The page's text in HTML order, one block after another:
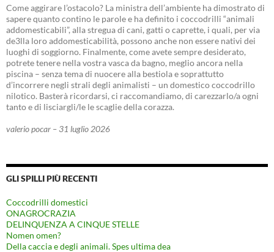
Come aggirare l’ostacolo? La ministra dell’ambiente ha dimostrato di
sapere quanto contino le parole e ha definito i coccodrilli “animali
addomesticabili”, alla stregua di cani, gatti o caprette, i quali, per via
de3lla loro addomesticabilità, possono anche non essere nativi dei
luoghi di soggiorno. Finalmente, come avete sempre desiderato,
potrete tenere nella vostra vasca da bagno, meglio ancora nella
piscina – senza tema di nuocere alla bestiola e soprattutto
d’incorrere negli strali degli animalisti – un domestico coccodrillo
nilotico. Basterà ricordarsi, ci raccomandiamo, di carezzarlo/a ogni
tanto e di lisciargli/le le scaglie della corazza.
valerio pocar – 31 luglio 2026
GLI SPILLI PIÙ RECENTI
Coccodrilli domestici
ONAGROCRAZIA
DELINQUENZA A CINQUE STELLE
Nomen omen?
Della caccia e degli animali. Spes ultima dea